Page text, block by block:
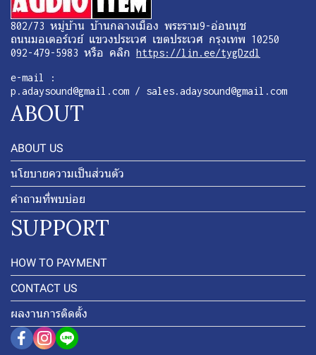
802/73 หมู่บ้าน บ้านกลางเมือง พระราม9-อ่อนนุช
ถนนมอเตอร์เวย์ แขวงประเวศ เขตประเวศ กรุงเทพ 10250
092-479-5983 หรือ คลิก https://lin.ee/tygDzdl
e-mail :
p.adaysound@gmail.com / sales.adaysound@gmail.com
ABOUT
ABOUT US
นโยบายความเป็นส่วนตัว
คำถามที่พบบ่อย
SUPPORT
HOW TO PAYMENT
CONTACT US
ผลงานการติดตั้ง